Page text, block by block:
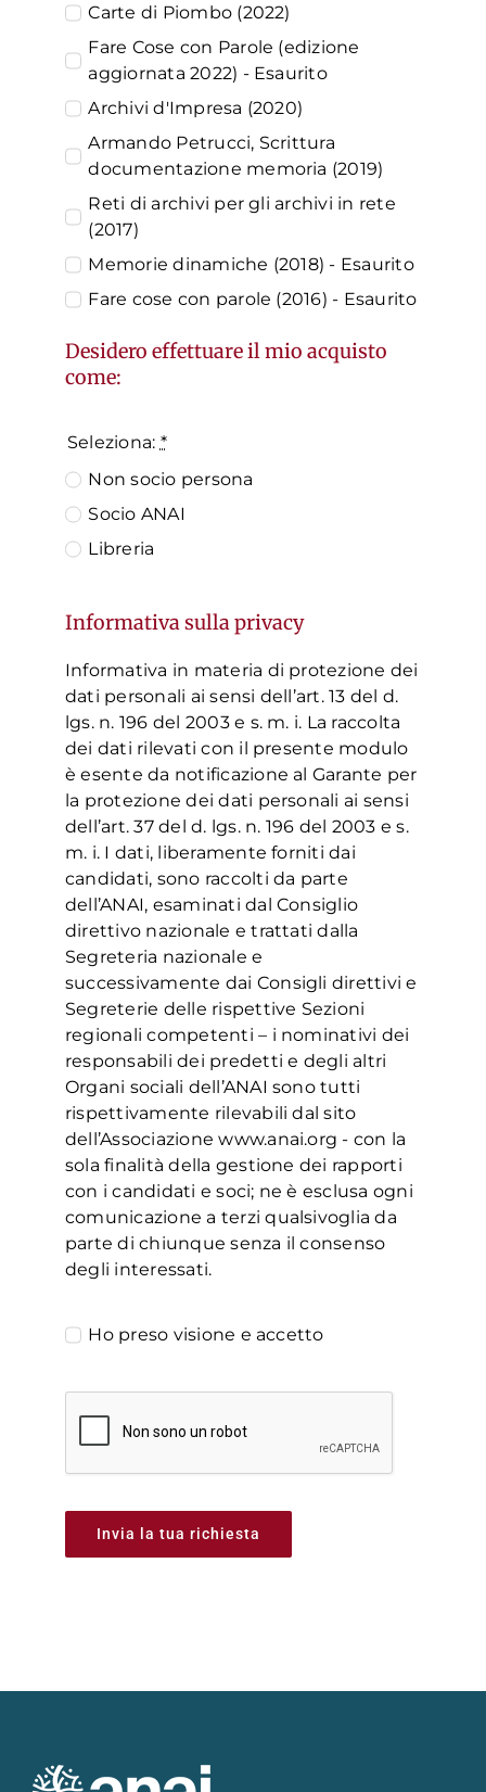
Carte di Piombo (2022)
Fare Cose con Parole (edizione
aggiornata 2022) - Esaurito
Archivi d'Impresa (2020)
Armando Petrucci, Scrittura
documentazione memoria (2019)
Reti di archivi per gli archivi in rete
(2017)
Memorie dinamiche (2018) - Esaurito
Fare cose con parole (2016) - Esaurito
Desidero effettuare il mio acquisto
come:
Seleziona: *
Non socio persona
Socio ANAI
Libreria
Informativa sulla privacy
Informativa in materia di protezione dei
dati personali ai sensi dell’art. 13 del d.
lgs. n. 196 del 2003 e s. m. i. La raccolta
dei dati rilevati con il presente modulo
è esente da notificazione al Garante per
la protezione dei dati personali ai sensi
dell’art. 37 del d. lgs. n. 196 del 2003 e s.
m. i. I dati, liberamente forniti dai
candidati, sono raccolti da parte
dell’ANAI, esaminati dal Consiglio
direttivo nazionale e trattati dalla
Segreteria nazionale e
successivamente dai Consigli direttivi e
Segreterie delle rispettive Sezioni
regionali competenti – i nominativi dei
responsabili dei predetti e degli altri
Organi sociali dell’ANAI sono tutti
rispettivamente rilevabili dal sito
dell’Associazione www.anai.org - con la
sola finalità della gestione dei rapporti
con i candidati e soci; ne è esclusa ogni
comunicazione a terzi qualsivoglia da
parte di chiunque senza il consenso
degli interessati.
Ho preso visione e accetto
Invia la tua richiesta